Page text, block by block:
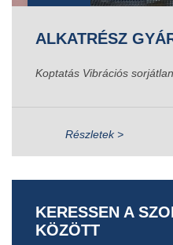
ALKATRÉSZ
Koptatás Vibrációs
Részletek >
KERESSEN A
KÖZÖTT